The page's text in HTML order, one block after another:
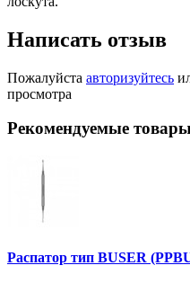
Написать отзыв
Пожалуйста авторизуйтесь
просмотра
Рекомендуемые
Распатор тип BUSER